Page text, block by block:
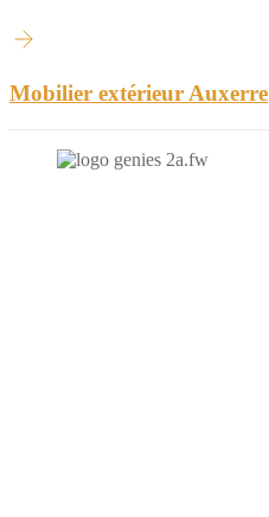
Mobilier extérieur Auxerre